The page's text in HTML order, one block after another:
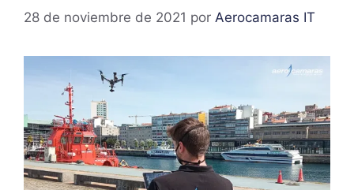
28 de noviembre de 2021 por Aerocamaras IT